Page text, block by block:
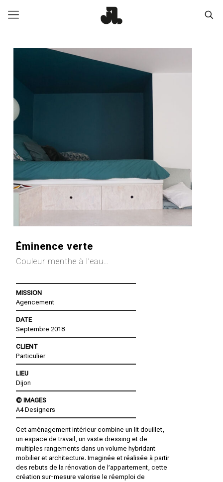
Éminence verte
Couleur menthe à l’eau…
MISSION
Agencement
DATE
Septembre 2018
CLIENT
Particulier
LIEU
Dijon
© IMAGES
A4 Designers
Cet aménagement intérieur combine un lit douillet,
un espace de travail, un vaste dressing et de
multiples rangements dans un volume hybridant
mobilier et architecture. Imaginée et réalisée à partir
des rebuts de la rénovation de l’appartement, cette
création sur-mesure valorise le réemploi de